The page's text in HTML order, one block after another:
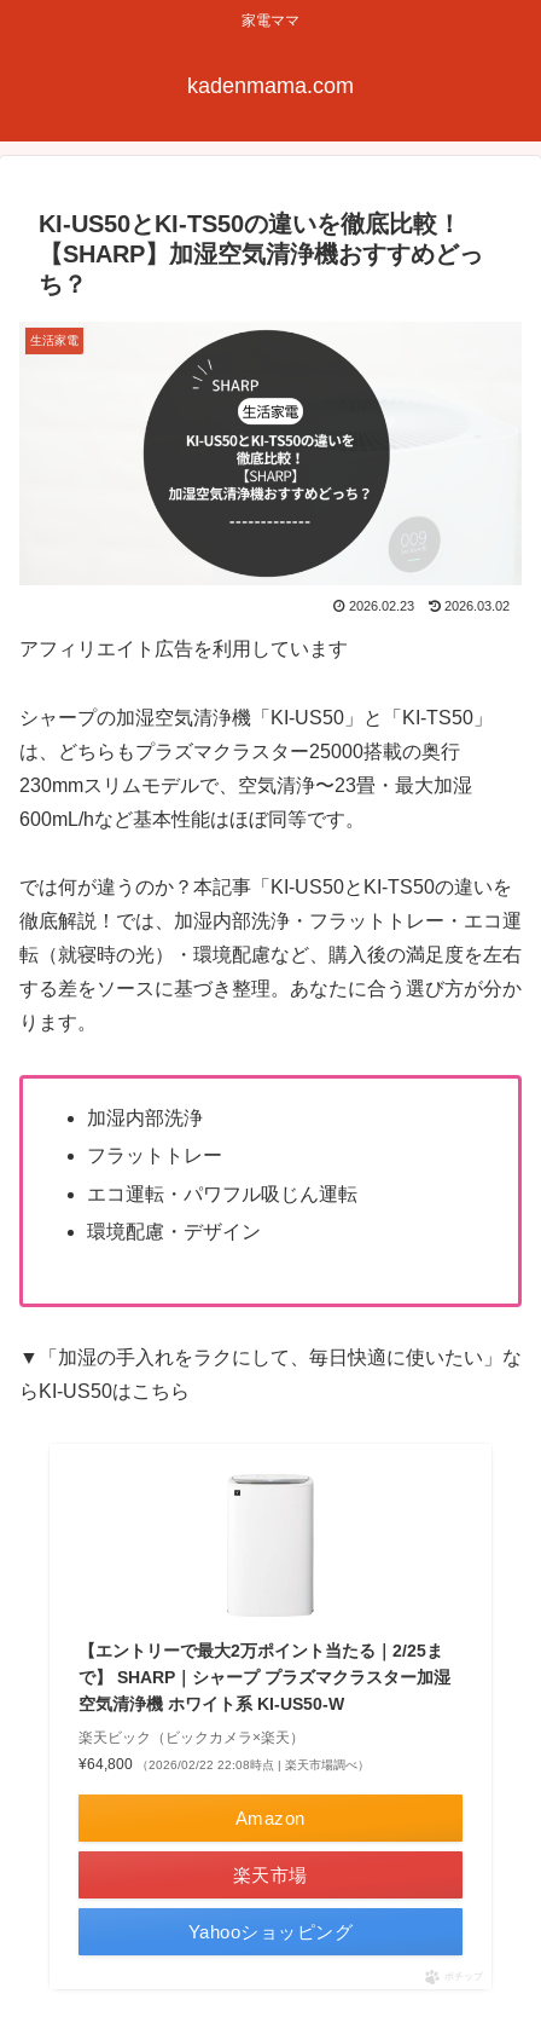
家電ママ
kadenmama.com
KI-US50とKI-TS50の違いを徹底比較！
【SHARP】加湿空気清浄機おすすめどっ
ち？
生活家電
2026.02.23 2026.03.02
アフィリエイト広告を利用しています
シャープの加湿空気清浄機「KI-US50」と「KI-TS50」
は、どちらもプラズマクラスター25000搭載の奥行
230mmスリムモデルで、空気清浄〜23畳・最大加湿
600mL/hなど基本性能はほぼ同等です。
では何が違うのか？本記事「KI-US50とKI-TS50の違いを
徹底解説！では、加湿内部洗浄・フラットトレー・エコ運
転（就寝時の光）・環境配慮など、購入後の満足度を左右
する差をソースに基づき整理。あなたに合う選び方が分か
ります。
加湿内部洗浄
フラットトレー
エコ運転・パワフル吸じん運転
環境配慮・デザイン
▼「加湿の手入れをラクにして、毎日快適に使いたい」な
らKI-US50はこちら
【エントリーで最大2万ポイント当たる｜2/25ま
で】 SHARP｜シャープ プラズマクラスター加湿
空気清浄機 ホワイト系 KI-US50-W
楽天ビック（ビックカメラ×楽天）
¥64,800
（2026/02/22 22:08時点 | 楽天市場調べ）
Amazon
楽天市場
Yahooショッピング
ポチップ